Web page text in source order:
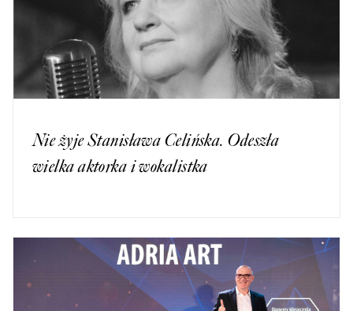
Nie żyje Stanisława Celińska. Odeszła
wielka aktorka i wokalistka